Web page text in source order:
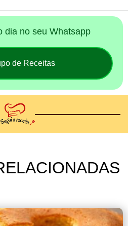
dia no seu Whatsapp
de Receitas